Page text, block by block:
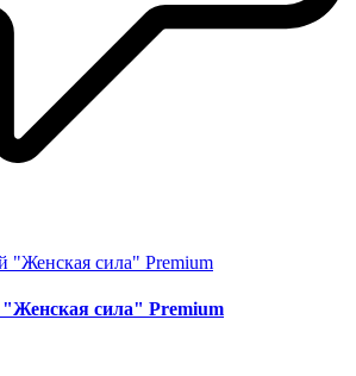
"Женская сила" Premium